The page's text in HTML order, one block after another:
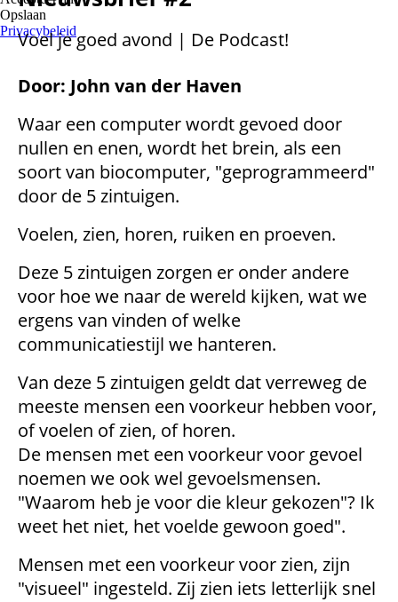
Voel je goed avond | De Podcast!
Door: John van der Haven
Waar een computer wordt gevoed door
nullen en enen, wordt het brein, als een
soort van biocomputer, "geprogrammeerd"
door de 5 zintuigen.
Voelen, zien, horen, ruiken en proeven.
Deze 5 zintuigen zorgen er onder andere
voor hoe we naar de wereld kijken, wat we
ergens van vinden of welke
communicatiestijl we hanteren.
Van deze 5 zintuigen geldt dat verreweg de
meeste mensen een voorkeur hebben voor,
of voelen of zien, of horen.
De mensen met een voorkeur voor gevoel
noemen we ook wel gevoelsmensen.
"Waarom heb je voor die kleur gekozen"? Ik
weet het niet, het voelde gewoon goed".
Mensen met een voorkeur voor zien, zijn
"visueel" ingesteld. Zij zien iets letterlijk snel
Opslaan
Privacybeleid